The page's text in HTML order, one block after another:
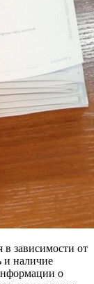
в зависимости от
и наличие
о